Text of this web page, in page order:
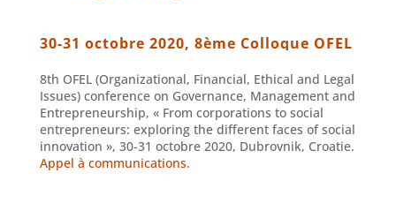
30-31 octobre 2020, 8ème Colloque OFEL
8th OFEL (Organizational, Financial, Ethical and Legal
Issues) conference on Governance, Management and
Entrepreneurship, « From corporations to social
entrepreneurs: exploring the different faces of social
innovation », 30-31 octobre 2020, Dubrovnik, Croatie.
Appel à communications.